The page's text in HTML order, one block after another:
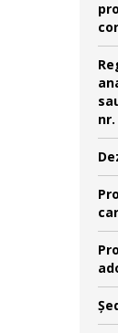
nr.